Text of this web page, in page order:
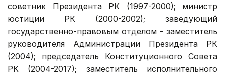
советник Президента РК (1997-2000); министр
юстиции РК (2000-2002); заведующий
государственно-правовым отделом - заместитель
руководителя Администрации Президента РК
(2004); председатель Конституционного Совета
РК (2004-2017); заместитель исполнительного